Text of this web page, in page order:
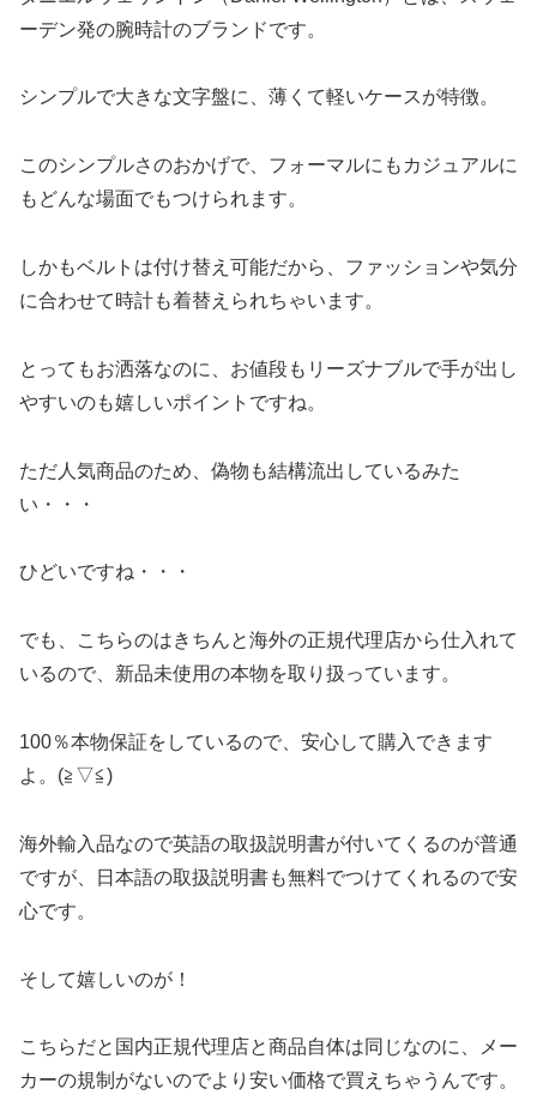
ーデン発の腕時計のブランドです。
シンプルで大きな文字盤に、薄くて軽いケースが特徴。
このシンプルさのおかげで、フォーマルにもカジュアルに
もどんな場面でもつけられます。
しかもベルトは付け替え可能だから、ファッションや気分
に合わせて時計も着替えられちゃいます。
とってもお洒落なのに、お値段もリーズナブルで手が出し
やすいのも嬉しいポイントですね。
ただ人気商品のため、偽物も結構流出しているみた
い・・・
ひどいですね・・・
でも、こちらのはきちんと海外の正規代理店から仕入れて
いるので、新品未使用の本物を取り扱っています。
100％本物保証をしているので、安心して購入できます
よ。(≧▽≦)
海外輸入品なので英語の取扱説明書が付いてくるのが普通
ですが、日本語の取扱説明書も無料でつけてくれるので安
心です。
そして嬉しいのが！
こちらだと国内正規代理店と商品自体は同じなのに、メー
カーの規制がないのでより安い価格で買えちゃうんです。